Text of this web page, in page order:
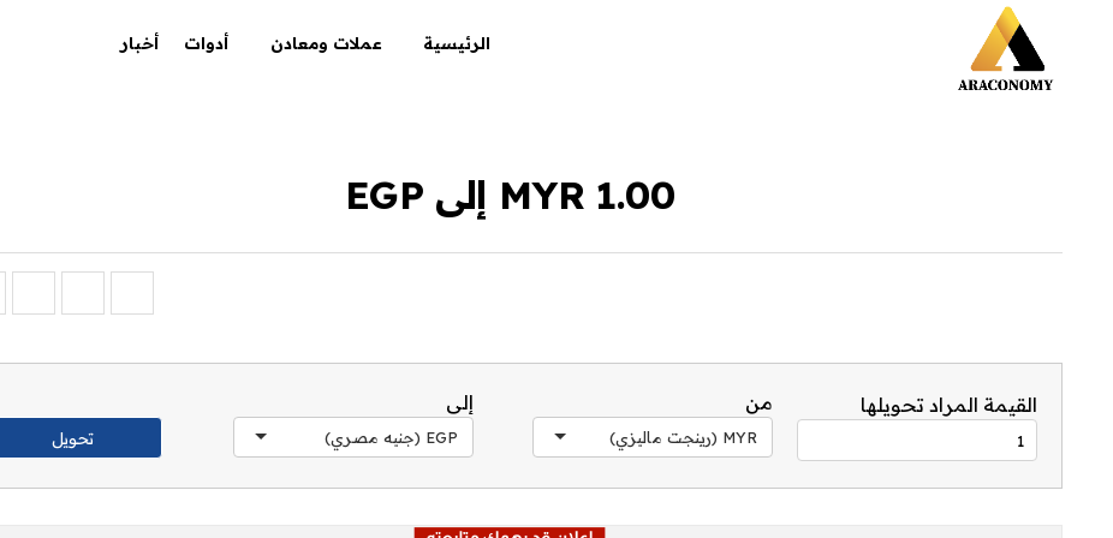
الرئيسية عملات ومعادن أدوات أخبار
1.00 MYR إلى EGP
القيمة المراد تحويلها من
MYR (رينجت ماليزي)
إلى
EGP (جنيه مصري)